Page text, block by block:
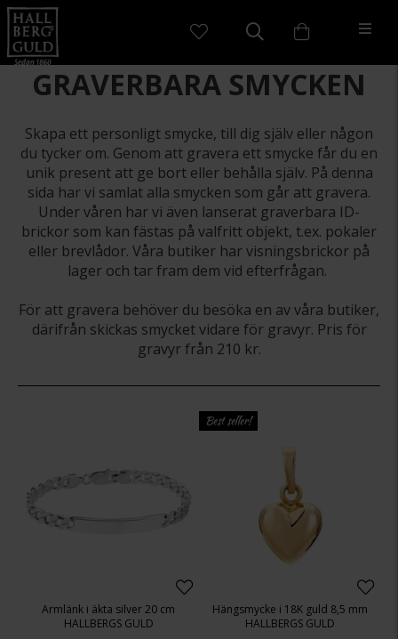
GRAVERBARA SMYCKEN
Skapa ett personligt smycke, till dig själv eller någon
du tycker om. Genom att gravera ett smycke får du en
unik present att ge bort eller behålla själv. På denna
sida har vi samlat alla smycken som går att gravera.
Under våren har vi även lanserat graverbara ID-
brickor som kan fästas på valfritt objekt, t.ex. pokaler
eller brevlådor. Våra butiker har visningsbrickor på
lager och tar fram dem vid efterfrågan.
För att gravera behöver du besöka en av våra butiker,
därifrån skickas smycket vidare för gravyr. Pris för
gravyr från 210 kr.
Armlänk i äkta silver 20 cm
HALLBERGS GULD
Best seller!
Hängsmycke i 18K guld 8,5 mm
HALLBERGS GULD